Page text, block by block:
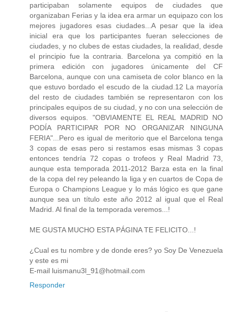
participaban solamente equipos de ciudades que
organizaban Ferias y la idea era armar un equipazo con los
mejores jugadores esas ciudades...A pesar que la idea
inicial era que los participantes fueran selecciones de
ciudades, y no clubes de estas ciudades, la realidad, desde
el principio fue la contraria. Barcelona ya compitió en la
primera edición con jugadores únicamente del CF
Barcelona, aunque con una camiseta de color blanco en la
que estuvo bordado el escudo de la ciudad.12 La mayoría
del resto de ciudades también se representaron con los
principales equipos de su ciudad, y no con una selección de
diversos equipos. "OBVIAMENTE EL REAL MADRID NO
PODÍA PARTICIPAR POR NO ORGANIZAR NINGUNA
FERIA"...Pero es igual de meritorio que el Barcelona tenga
3 copas de esas pero si restamos esas mismas 3 copas
entonces tendría 72 copas o trofeos y Real Madrid 73,
aunque esta temporada 2011-2012 Barza esta en la final
de la copa del rey peleando la liga y en cuartos de Copa de
Europa o Champions League y lo más lógico es que gane
aunque sea un título este año 2012 al igual que el Real
Madrid. Al final de la temporada veremos...!
ME GUSTA MUCHO ESTA PÁGINA TE FELICITO...!
¿Cual es tu nombre y de donde eres? yo Soy De Venezuela
y este es mi
E-mail luismanu3l_91@hotmail.com
Responder